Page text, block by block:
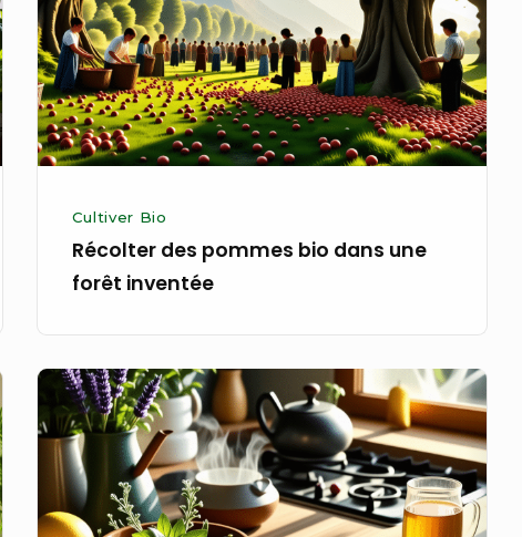
dans
une
forêt
inventée
Cultiver Bio
Récolter des pommes bio dans une
forêt inventée
Préparer
une
infusion
bio
alignée